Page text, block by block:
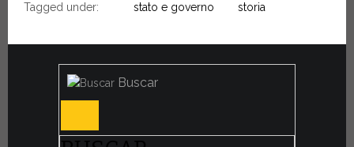
Tagged under: stato e governo storia
Buscar